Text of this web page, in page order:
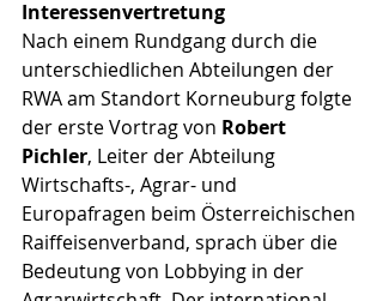
Interessenvertretung
Nach einem Rundgang durch die
unterschiedlichen Abteilungen der
RWA am Standort Korneuburg folgte
der erste Vortrag von Robert
Pichler, Leiter der Abteilung
Wirtschafts-, Agrar- und
Europafragen beim Österreichischen
Raiffeisenverband, sprach über die
Bedeutung von Lobbying in der